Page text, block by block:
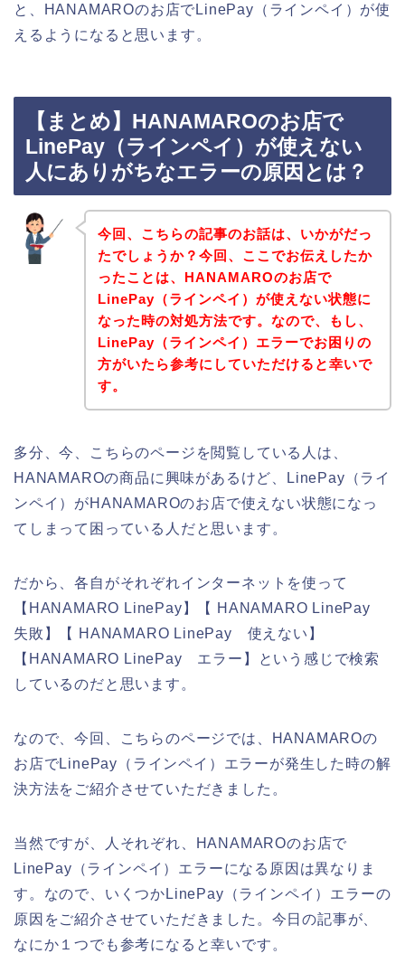
と、HANAMAROのお店でLinePay（ラインペイ）が使
えるようになると思います。
【まとめ】HANAMAROのお店で
LinePay（ラインペイ）が使えない
人にありがちなエラーの原因とは？
今回、こちらの記事のお話は、いかがだっ
たでしょうか？今回、ここでお伝えしたか
ったことは、HANAMAROのお店で
LinePay（ラインペイ）が使えない状態に
なった時の対処方法です。なので、もし、
LinePay（ラインペイ）エラーでお困りの
方がいたら参考にしていただけると幸いで
す。
多分、今、こちらのページを閲覧している人は、
HANAMAROの商品に興味があるけど、LinePay（ライ
ンペイ）がHANAMAROのお店で使えない状態になっ
てしまって困っている人だと思います。
だから、各自がそれぞれインターネットを使って
【HANAMARO LinePay】【 HANAMARO LinePay
失敗】【 HANAMARO LinePay 使えない】
【HANAMARO LinePay エラー】という感じで検索
しているのだと思います。
なので、今回、こちらのページでは、HANAMAROの
お店でLinePay（ラインペイ）エラーが発生した時の解
決方法をご紹介させていただきました。
当然ですが、人それぞれ、HANAMAROのお店で
LinePay（ラインペイ）エラーになる原因は異なりま
す。なので、いくつかLinePay（ラインペイ）エラーの
原因をご紹介させていただきました。今日の記事が、
なにか１つでも参考になると幸いです。